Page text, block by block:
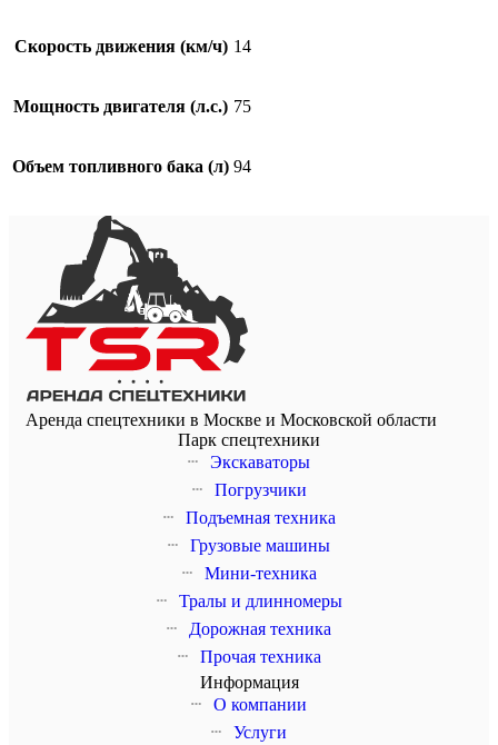
Скорость движения (км/ч) 14
Мощность двигателя (л.с.) 75
Объем топливного бака (л) 94
Аренда спецтехники в Москве и Московской области
Парк спецтехники
Экскаваторы
Погрузчики
Подъемная техника
Грузовые машины
Мини-техника
Тралы и длинномеры
Дорожная техника
Прочая техника
Информация
О компании
Услуги